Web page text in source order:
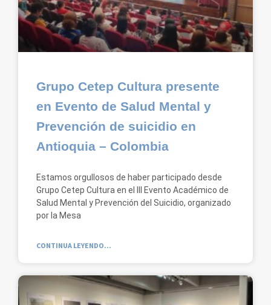
Grupo Cetep Cultura presente
en Evento de Salud Mental y
Prevención de suicidio en
Antioquia – Colombia
Estamos orgullosos de haber participado desde
Grupo Cetep Cultura en el III Evento Académico de
Salud Mental y Prevención del Suicidio, organizado
por la Mesa
CONTINUA LEYENDO...